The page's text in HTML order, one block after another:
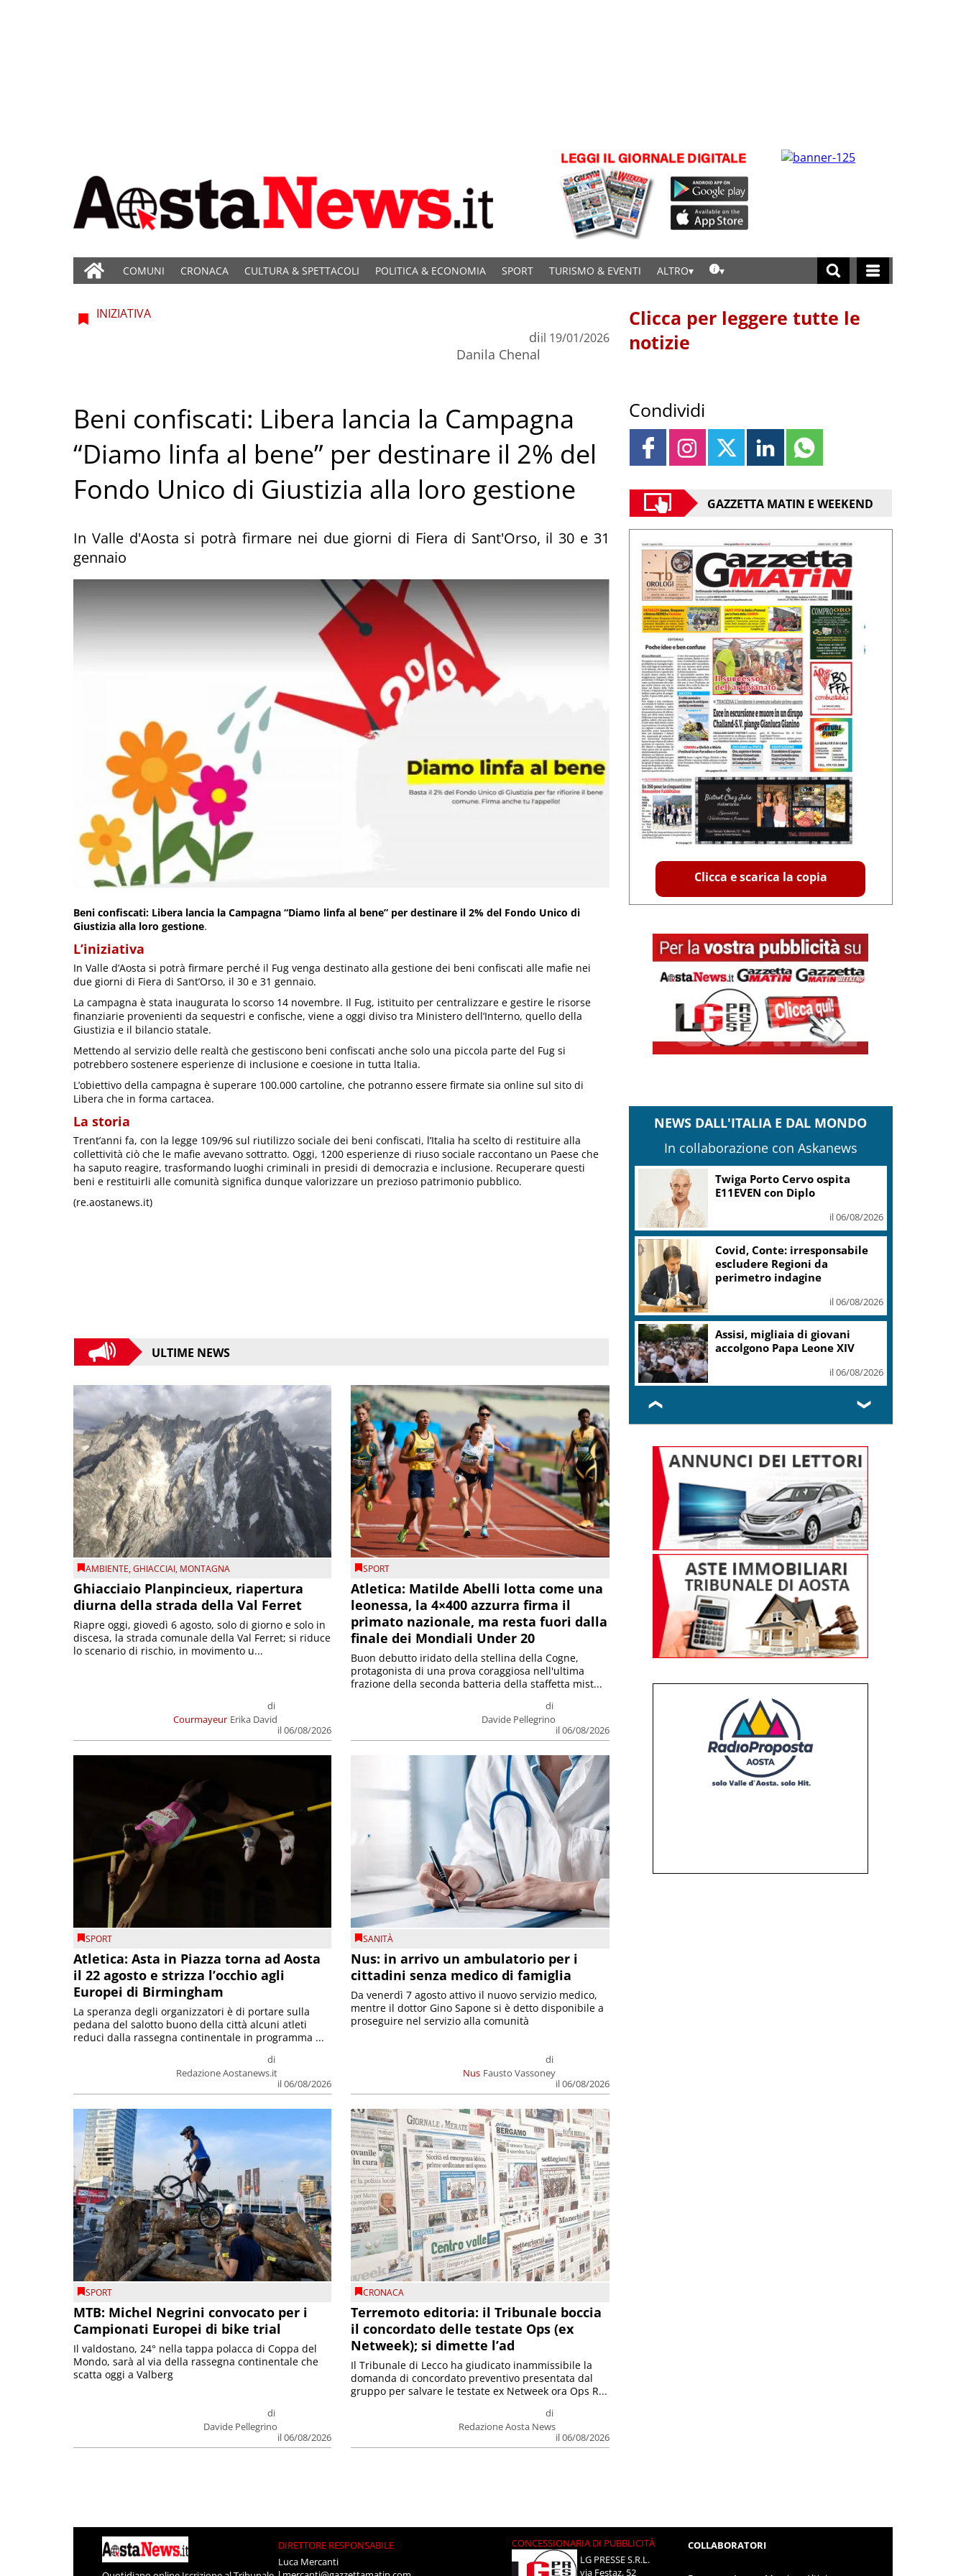
COMUNI CRONACA CULTURA & SPETTACOLI POLITICA & ECONOMIA SPORT TURISMO & EVENTI ALTRO
INIZIATIVA
di
Danila Chenal
il 19/01/2026
Beni confiscati: Libera lancia la Campagna
“Diamo linfa al bene” per destinare il 2% del
Fondo Unico di Giustizia alla loro gestione
In Valle d'Aosta si potrà firmare nei due giorni di Fiera di Sant'Orso, il 30 e 31
gennaio
Beni confiscati: Libera lancia la Campagna “Diamo linfa al bene” per destinare il 2% del Fondo Unico di
Giustizia alla loro gestione.
L’iniziativa
In Valle d’Aosta si potrà firmare perché il Fug venga destinato alla gestione dei beni confiscati alle mafie nei
due giorni di Fiera di Sant’Orso, il 30 e 31 gennaio.
La campagna è stata inaugurata lo scorso 14 novembre. Il Fug, istituito per centralizzare e gestire le risorse
finanziarie provenienti da sequestri e confische, viene a oggi diviso tra Ministero dell’Interno, quello della
Giustizia e il bilancio statale.
Mettendo al servizio delle realtà che gestiscono beni confiscati anche solo una piccola parte del Fug si
potrebbero sostenere esperienze di inclusione e coesione in tutta ltalia.
L’obiettivo della campagna è superare 100.000 cartoline, che potranno essere firmate sia online sul sito di
Libera che in forma cartacea.
La storia
Trent’anni fa, con la legge 109/96 sul riutilizzo sociale dei beni confiscati, l’Italia ha scelto di restituire alla
collettività ciò che le mafie avevano sottratto. Oggi, 1200 esperienze di riuso sociale raccontano un Paese che
ha saputo reagire, trasformando luoghi criminali in presidi di democrazia e inclusione. Recuperare questi
beni e restituirli alle comunità significa dunque valorizzare un prezioso patrimonio pubblico.
(re.aostanews.it)
ULTIME NEWS
AMBIENTE,GHIACCIAI, MONTAGNA
Ghiacciaio Planpincieux, riapertura
diurna della strada della Val Ferret
Courmayeur
di
Erika David
il 06/08/2026
Riapre oggi, giovedì 6 agosto, solo di giorno e solo in
discesa, la strada comunale della Val Ferret; si riduce
lo scenario di rischio, in movimento u...
SPORT
Atletica: Matilde Abelli lotta come una
leonessa, la 4×400 azzurra firma il
primato nazionale, ma resta fuori dalla
finale dei Mondiali Under 20
di
Davide Pellegrino
il 06/08/2026
Buon debutto iridato della stellina della Cogne,
protagonista di una prova coraggiosa nell'ultima
frazione della seconda batteria della staffetta mist...
SPORT
Atletica: Asta in Piazza torna ad Aosta
il 22 agosto e strizza l’occhio agli
Europei di Birmingham
di
Redazione Aostanews.it
il 06/08/2026
La speranza degli organizzatori è di portare sulla
pedana del salotto buono della città alcuni atleti
reduci dalla rassegna continentale in programma ...
SANITÀ
Nus: in arrivo un ambulatorio per i
cittadini senza medico di famiglia
Nus
di
Fausto Vassoney
il 06/08/2026
Da venerdì 7 agosto attivo il nuovo servizio medico,
mentre il dottor Gino Sapone si è detto disponibile a
proseguire nel servizio alla comunità
SPORT
MTB: Michel Negrini convocato per i
Campionati Europei di bike trial
di
Davide Pellegrino
il 06/08/2026
Il valdostano, 24° nella tappa polacca di Coppa del
Mondo, sarà al via della rassegna continentale che
scatta oggi a Valberg
CRONACA
Terremoto editoria: il Tribunale boccia
il concordato delle testate Ops (ex
Netweek); si dimette l’ad
di
Redazione Aosta News
il 06/08/2026
Il Tribunale di Lecco ha giudicato inammissibile la
domanda di concordato preventivo presentata dal
gruppo per salvare le testate ex Netweek ora Ops R...
Clicca per leggere tutte le
notizie
Condividi
GAZZETTA MATIN E WEEKEND
Clicca e scarica la copia
NEWS DALL'ITALIA E DAL MONDO
In collaborazione con Askanews
Twiga Porto Cervo ospita
E11EVEN con Diplo
il 06/08/2026
Covid, Conte: irresponsabile
escludere Regioni da
perimetro indagine
il 06/08/2026
Assisi, migliaia di giovani
accolgono Papa Leone XIV
il 06/08/2026
❮ ❯
DIRETTORE RESPONSABILE
Luca Mercanti
CONCESSIONARIA DI PUBBLICITÀ
LG PRESSE S.R.L.
via Festaz, 52
COLLABORATORI